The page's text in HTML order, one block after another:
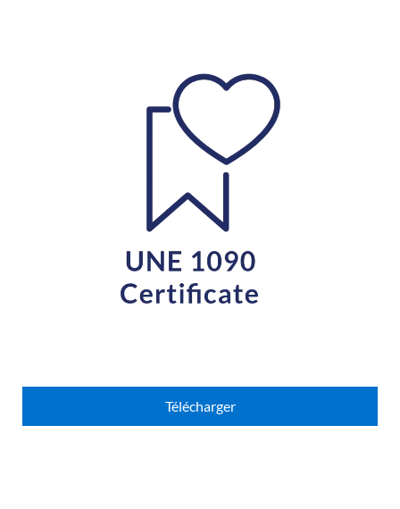
Télécharger